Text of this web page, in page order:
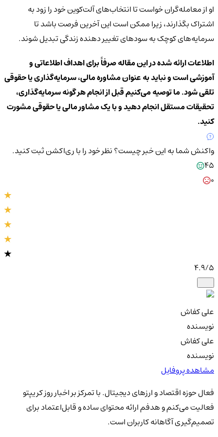
او از معامله‌گران خواست تا انتخاب‌های آلت‌کوین خود را زود به
اشتراک بگذارند، زیرا ممکن است این آخرین فرصت باشد تا
سرمایه‌های کوچک به سودهای تغییر دهنده زندگی تبدیل شوند.
اطلاعات ارائه شده در این مقاله صرفاً برای اهداف اطلاعاتی و
آموزشی است و نباید به عنوان مشاوره مالی، سرمایه‌گذاری یا حقوقی
تلقی شود. ما توصیه می‌کنیم قبل از انجام هر گونه سرمایه‌گذاری،
تحقیقات مستقل انجام دهید و با یک مشاور مالی یا حقوقی مشورت
کنید.
واکنش شما به این خبر چیست؟نظر خود را با ری‌اکشن ثبت کنید.
45
4.9/5
علی کفاش
نویسنده
علی کفاش
نویسنده
مشاهده پروفایل
فعال حوزه اقتصاد و ارزهای دیجیتال. با تمرکز بر اخبار روز کریپتو
فعالیت می‌کنم و هدفم ارائه محتوای ساده و قابل‌اعتماد برای
تصمیم‌گیری آگاهانه کاربران است.